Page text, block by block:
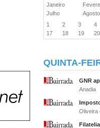
Janeiro
Julho
Agosto
1
2 3 4
17
18 19 20
QUINTA-
GNR
Anadia
Oliveira